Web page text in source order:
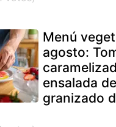
Menú
agosto:
ensalada
granizado